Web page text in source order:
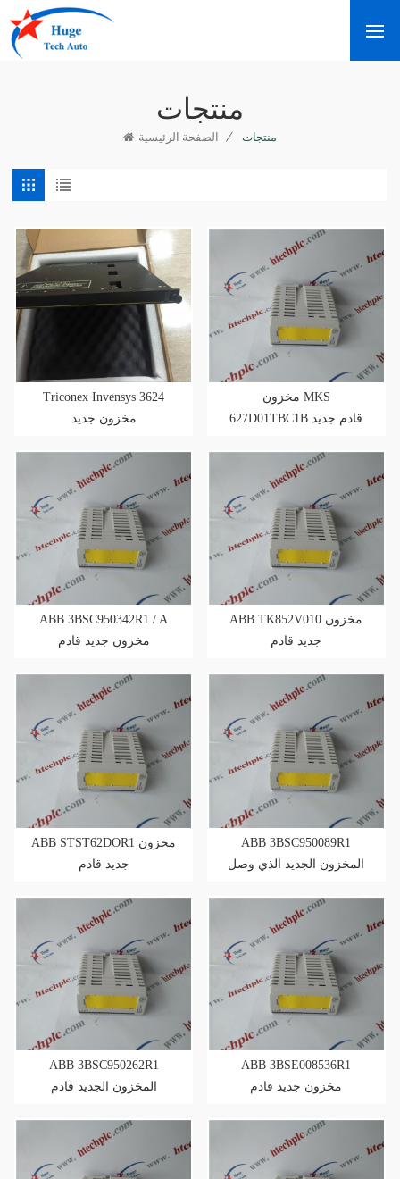
منتجات
الصفحة الرئيسية / منتجات
Triconex Invensys 3624
مخزون جديد
مخزون MKS
627D01TBC1B قادم جديد
ABB 3BSC950342R1 / A
مخزون جديد قادم
ABB TK852V010 مخزون
جديد قادم
ABB STST62DOR1 مخزون
جديد قادم
ABB 3BSC950089R1
المخزون الجديد الذي وصل
ABB 3BSC950262R1
المخزون الجديد قادم
ABB 3BSE008536R1
مخزون جديد قادم